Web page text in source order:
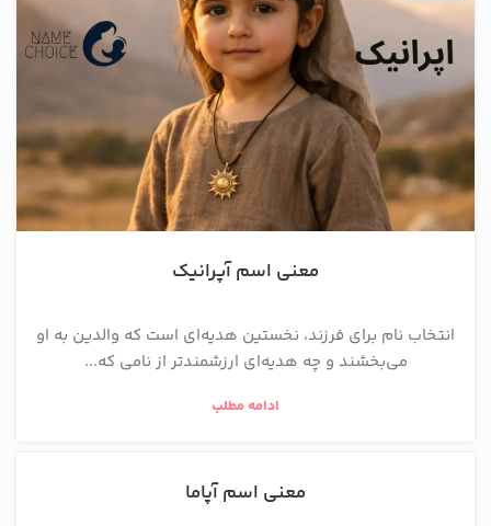
معنی اسم آپرانیک
انتخاب نام برای فرزند، نخستین هدیه‌ای است که والدین به او
می‌بخشند و چه هدیه‌ای ارزشمندتر از نامی که...
ادامه مطلب
معنی اسم آپاما